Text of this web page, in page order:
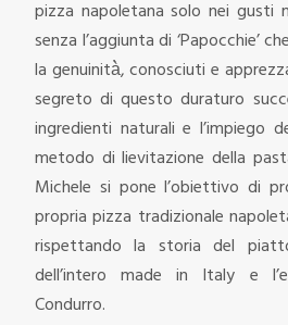
pizza napoletana solo nei gusti
senza l’aggiunta di ‘Papocchie’
la genuinità̀, conosciuti e
segreto di questo duraturo
ingredienti naturali e l’impiego
metodo di lievitazione della
Michele si pone l’obiettivo di
propria pizza tradizionale
rispettando la storia del
dell’intero made in Italy e
Condurro.